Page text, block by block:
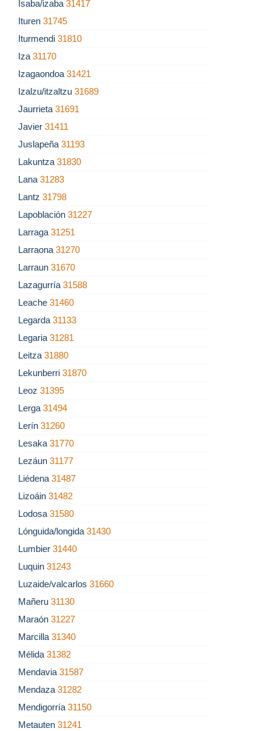
Isaba/izaba 31417
Ituren 31745
Iturmendi 31810
Iza 31170
Izagaondoa 31421
Izalzu/itzaltzu 31689
Jaurrieta 31691
Javier 31411
Juslapeña 31193
Lakuntza 31830
Lana 31283
Lantz 31798
Lapoblación 31227
Larraga 31251
Larraona 31270
Larraun 31670
Lazagurría 31588
Leache 31460
Legarda 31133
Legaria 31281
Leitza 31880
Lekunberri 31870
Leoz 31395
Lerga 31494
Lerín 31260
Lesaka 31770
Lezáun 31177
Liédena 31487
Lizoáin 31482
Lodosa 31580
Lónguida/longida 31430
Lumbier 31440
Luquin 31243
Luzaide/valcarlos 31660
Mañeru 31130
Maraón 31227
Marcilla 31340
Mélida 31382
Mendavia 31587
Mendaza 31282
Mendigorría 31150
Metauten 31241